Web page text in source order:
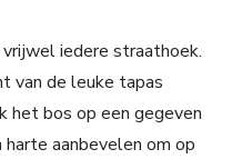
iedere straathoek.
van de leuke tapas
het bos op een gegeven
aanbevelen om op